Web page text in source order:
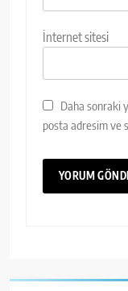
İnternet sitesi
Daha sonraki
posta adresim ve